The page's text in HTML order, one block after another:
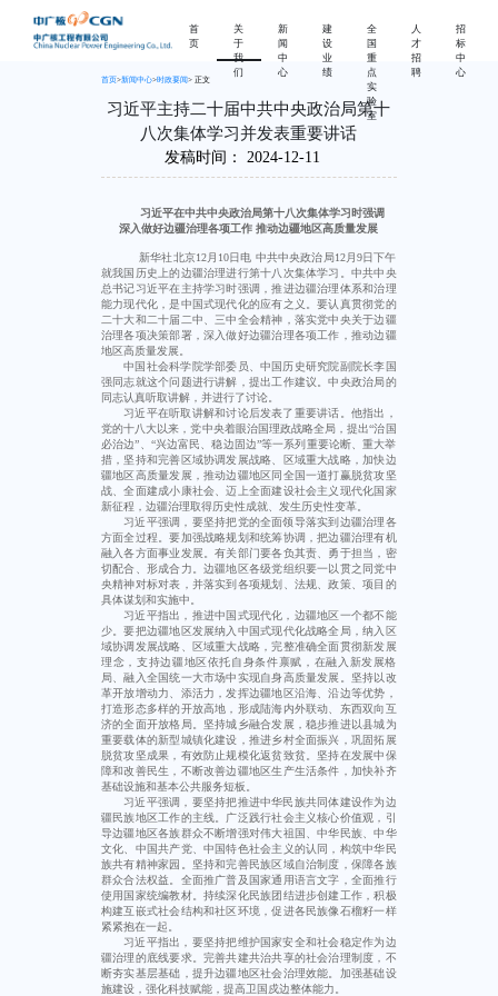
首
页
关
于
我
们
新
闻
中
心
建
设
业
绩
全
国
重
点
实
验
室
人
才
招
聘
招
标
中
心
首页>新闻中心>时政要闻> 正文
习近平主持二十届中共中央政治局第十
八次集体学习并发表重要讲话
发稿时间： 2024-12-11
习近平在中共中央政治局第十八次集体学习时强调
深入做好边疆治理各项工作 推动边疆地区高质量发展
新华社北京12月10日电 中共中央政治局12月9日下午
就我国历史上的边疆治理进行第十八次集体学习。中共中央
总书记习近平在主持学习时强调，推进边疆治理体系和治理
能力现代化，是中国式现代化的应有之义。要认真贯彻党的
二十大和二十届二中、三中全会精神，落实党中央关于边疆
治理各项决策部署，深入做好边疆治理各项工作，推动边疆
地区高质量发展。
中国社会科学院学部委员、中国历史研究院副院长李国
强同志就这个问题进行讲解，提出工作建议。中央政治局的
同志认真听取讲解，并进行了讨论。
习近平在听取讲解和讨论后发表了重要讲话。他指出，
党的十八大以来，党中央着眼治国理政战略全局，提出“治国
必治边”、“兴边富民、稳边固边”等一系列重要论断、重大举
措，坚持和完善区域协调发展战略、区域重大战略，加快边
疆地区高质量发展，推动边疆地区同全国一道打赢脱贫攻坚
战、全面建成小康社会、迈上全面建设社会主义现代化国家
新征程，边疆治理取得历史性成就、发生历史性变革。
习近平强调，要坚持把党的全面领导落实到边疆治理各
方面全过程。要加强战略规划和统筹协调，把边疆治理有机
融入各方面事业发展。有关部门要各负其责、勇于担当，密
切配合、形成合力。边疆地区各级党组织要一以贯之同党中
央精神对标对表，并落实到各项规划、法规、政策、项目的
具体谋划和实施中。
习近平指出，推进中国式现代化，边疆地区一个都不能
少。要把边疆地区发展纳入中国式现代化战略全局，纳入区
域协调发展战略、区域重大战略，完整准确全面贯彻新发展
理念，支持边疆地区依托自身条件禀赋，在融入新发展格
局、融入全国统一大市场中实现自身高质量发展。坚持以改
革开放增动力、添活力，发挥边疆地区沿海、沿边等优势，
打造形态多样的开放高地，形成陆海内外联动、东西双向互
济的全面开放格局。坚持城乡融合发展，稳步推进以县城为
重要载体的新型城镇化建设，推进乡村全面振兴，巩固拓展
脱贫攻坚成果，有效防止规模化返贫致贫。坚持在发展中保
障和改善民生，不断改善边疆地区生产生活条件，加快补齐
基础设施和基本公共服务短板。
习近平强调，要坚持把推进中华民族共同体建设作为边
疆民族地区工作的主线。广泛践行社会主义核心价值观，引
导边疆地区各族群众不断增强对伟大祖国、中华民族、中华
文化、中国共产党、中国特色社会主义的认同，构筑中华民
族共有精神家园。坚持和完善民族区域自治制度，保障各族
群众合法权益。全面推广普及国家通用语言文字，全面推行
使用国家统编教材。持续深化民族团结进步创建工作，积极
构建互嵌式社会结构和社区环境，促进各民族像石榴籽一样
紧紧抱在一起。
习近平指出，要坚持把维护国家安全和社会稳定作为边
疆治理的底线要求。完善共建共治共享的社会治理制度，不
断夯实基层基础，提升边疆地区社会治理效能。加强基础设
施建设，强化科技赋能，提高卫国戍边整体能力。